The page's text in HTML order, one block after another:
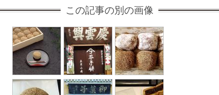
この記事の別の画像